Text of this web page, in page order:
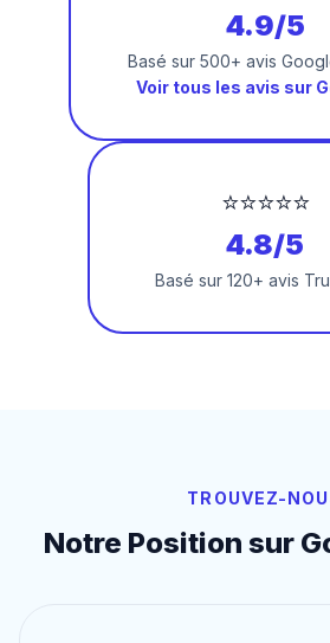
4.9/5
Basé sur 500+ avis
Voir tous les avis sur
⭐⭐⭐⭐⭐
4.8/5
Basé sur 120+ avis
TROUVEZ-
Notre Position sur